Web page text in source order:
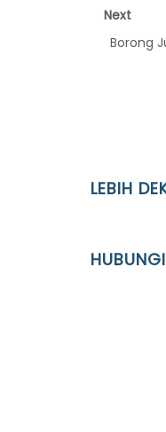
Next
Borong
LEBIH